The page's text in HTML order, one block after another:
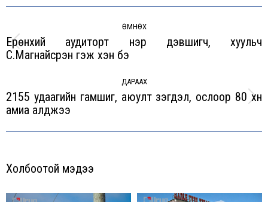
navigation
ӨМНӨХ
Previous
Ерөнхий аудиторт нэр дэвшигч, хуульч
С.Магнайсүрэн гэж хэн бэ
ДАРААХ
Next
2155 удаагийн гамшиг, аюулт үзэгдэл, ослоор 80 хүн
амиа алджээ
Холбоотой мэдээ